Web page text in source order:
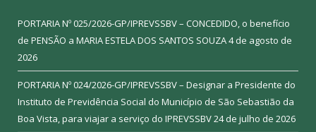
PORTARIA Nº 025/2026-GP/IPREVSSBV – CONCEDIDO, o benefício
de PENSÃO a MARIA ESTELA DOS SANTOS SOUZA4 de agosto de
2026
PORTARIA Nº 024/2026-GP/IPREVSSBV – Designar a Presidente do
Instituto de Previdência Social do Município de São Sebastião da
Boa Vista, para viajar a serviço do IPREVSSBV24 de julho de 2026